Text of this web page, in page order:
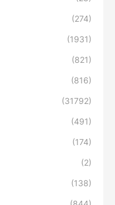
(274)
(1931)
(821)
(816)
(31792)
(491)
(174)
(2)
(138)